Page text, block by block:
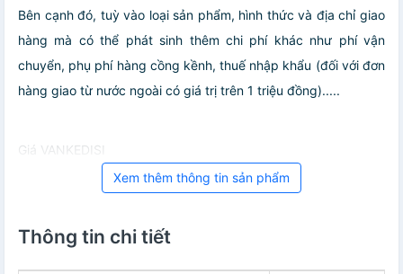
Bên cạnh đó, tuỳ vào loại sản phẩm, hình thức và địa chỉ giao
hàng mà có thể phát sinh thêm chi phí khác như phí vận
chuyển, phụ phí hàng cồng kềnh, thuế nhập khẩu (đối với đơn
hàng giao từ nước ngoài có giá trị trên 1 triệu đồng).....
Giá VANKEDISI
Xem thêm thông tin sản phẩm
Thông tin chi tiết